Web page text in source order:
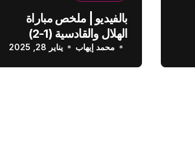
بالفيديو | ملخص مباراة
الهلال والقادسية (1-2)
الدوري السعودي
محمد إيهاب يناير 28, 2025